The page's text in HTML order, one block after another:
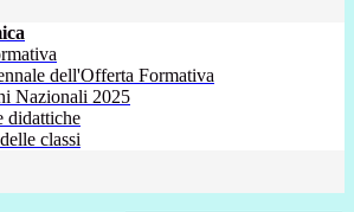
dell'Offerta Formativa
Nazionali 2025
didattiche
classi